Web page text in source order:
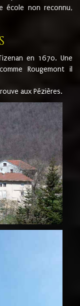
école non reconnu,
en 1670. Une
Rougemont il
aux Pézières.